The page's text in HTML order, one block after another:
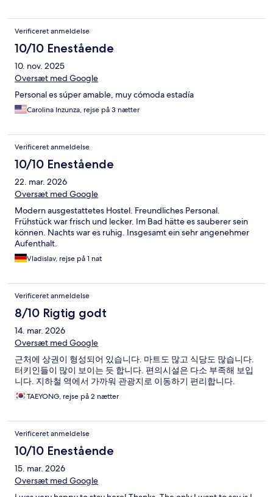
Verificeret anmeldelse
10/10 Enestående
10. nov. 2025
Oversæt med Google
Personal es súper amable, muy cómoda estadía
Carolina Inzunza, rejse på 3 nætter
Verificeret anmeldelse
10/10 Enestående
22. mar. 2026
Oversæt med Google
Modern ausgestattetes Hostel. Freundliches Personal.
Frühstück war frisch und lecker. Im Bad hätte es sauberer sein
können. Nachts war es ruhig. Insgesamt ein sehr angenehmer
Aufenthalt.
Vladislav, rejse på 1 nat
Verificeret anmeldelse
8/10 Rigtig godt
14. mar. 2026
Oversæt med Google
근처에 상권이 형성되어 있습니다. 마트도 많고 식당도 많습니다.
터키인들이 많이 보이는 듯 합니다. 편의시설은 다소 부족해 보입
니다. 지하철 역에서 가까워 관광지로 이동하기 편리합니다.
TAEYONG, rejse på 2 nætter
Verificeret anmeldelse
10/10 Enestående
15. mar. 2026
Oversæt med Google